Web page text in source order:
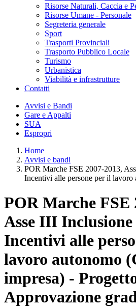
Risorse Naturali, Caccia e
Risorse Umane - Personale
Segreteria generale
Sport
Trasporti Provinciali
Trasporto Pubblico Locale
Turismo
Urbanistica
Viabilità e infrastrutture
Contatti
Avvisi e Bandi
Gare e Appalti
SUA
Espropri
Home
Avvisi e bandi
POR Marche FSE 2007-2013,
Incentivi alle persone per il lavoro
POR Marche FSE
Asse III Inclusione
Incentivi alle
lavoro autonomo
impresa) -
Approvazione